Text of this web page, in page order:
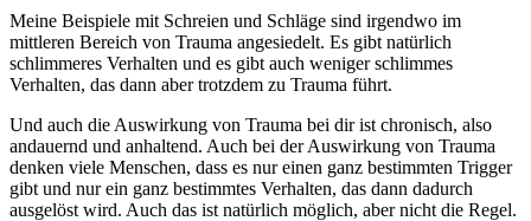
Meine Beispiele mit Schreien und Schläge sind irgendwo im
mittleren Bereich von Trauma angesiedelt. Es gibt natürlich
schlimmeres Verhalten und es gibt auch weniger schlimmes
Verhalten, das dann aber trotzdem zu Trauma führt.
Und auch die Auswirkung von Trauma bei dir ist chronisch, also
andauernd und anhaltend. Auch bei der Auswirkung von Trauma
denken viele Menschen, dass es nur einen ganz bestimmten Trigger
gibt und nur ein ganz bestimmtes Verhalten, das dann dadurch
ausgelöst wird. Auch das ist natürlich möglich, aber nicht die Regel.